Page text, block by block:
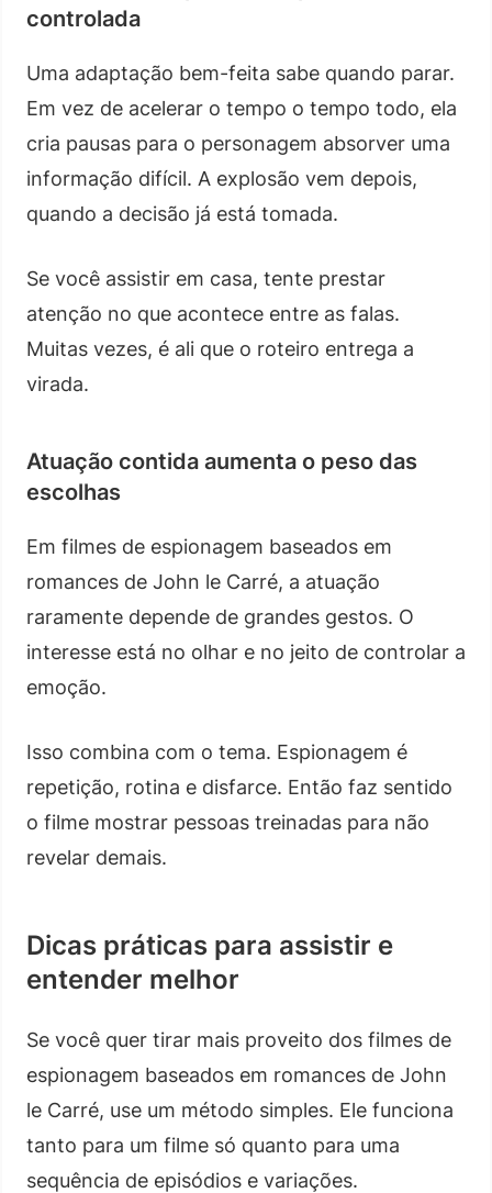
controlada
Uma adaptação bem-feita sabe quando parar.
Em vez de acelerar o tempo o tempo todo, ela
cria pausas para o personagem absorver uma
informação difícil. A explosão vem depois,
quando a decisão já está tomada.
Se você assistir em casa, tente prestar
atenção no que acontece entre as falas.
Muitas vezes, é ali que o roteiro entrega a
virada.
Atuação contida aumenta o peso das
escolhas
Em filmes de espionagem baseados em
romances de John le Carré, a atuação
raramente depende de grandes gestos. O
interesse está no olhar e no jeito de controlar a
emoção.
Isso combina com o tema. Espionagem é
repetição, rotina e disfarce. Então faz sentido
o filme mostrar pessoas treinadas para não
revelar demais.
Dicas práticas para assistir e
entender melhor
Se você quer tirar mais proveito dos filmes de
espionagem baseados em romances de John
le Carré, use um método simples. Ele funciona
tanto para um filme só quanto para uma
sequência de episódios e variações.